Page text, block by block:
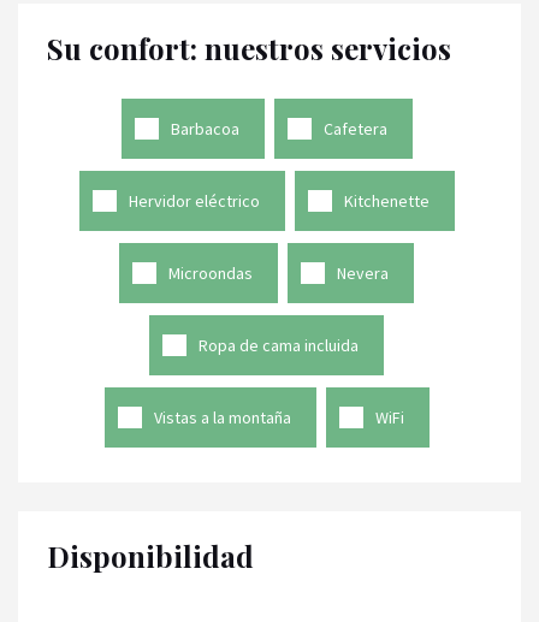
Su confort: nuestros servicios
Barbacoa Cafetera
Hervidor eléctrico Kitchenette
Microondas Nevera
Ropa de cama incluida
Vistas a la montaña WiFi
Disponibilidad